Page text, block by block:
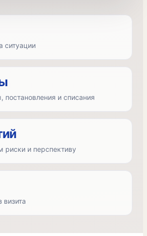
ситуации
постановления и списания
риски и перспективу
визита